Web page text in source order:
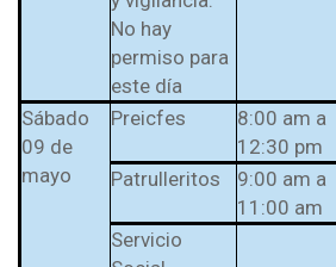
No hay
permiso para
este día
Sábado
09 de
mayo
Preicfes
8:00 am a
12:30 pm
Patrulleritos
9:00 am a
11:00 am
Servicio